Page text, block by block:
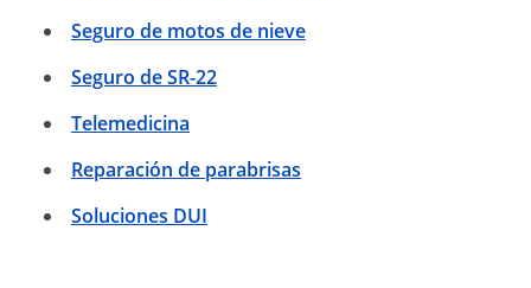
Seguro de motos de nieve
Seguro de SR-22
Telemedicina
Reparación de parabrisas
Soluciones DUI